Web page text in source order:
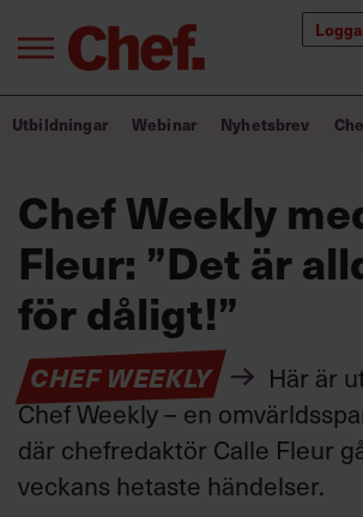
Annonsera
Om oss
Kontakta oss
Bra ledare förändrar
Utbildning för ledare
Chefakademin+
Populära utbildningar
Utbildningar Webinar Nyhetsbrev
Chef Weekly
Fleur: ”Det är
för dåligt!”
CHEF WEEKLY
Här är
Chef Weekly – en
där chefredaktör Calle Fleur
veckans hetaste händelser.